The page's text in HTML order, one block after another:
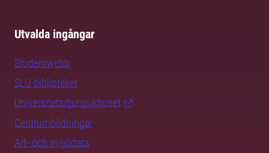
Utvalda ingångar
Studentwebb
SLU-biblioteket
Universitetsdjursjukhuset
Centrumbildningar
Art- och miljödata